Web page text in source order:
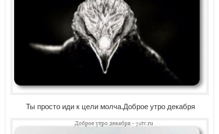
Ты просто иди к цели молча.Доброе утро декабря